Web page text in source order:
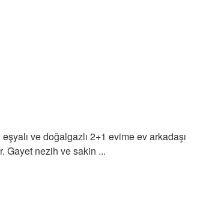
ve doğalgazlı 2+1 evime ev arkadaşı
Gayet nezih ve sakin ...